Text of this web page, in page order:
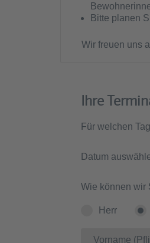
Bitte planen
Wir freuen uns
Ihre
Für welchen
Datum
Wie können wir
Herr